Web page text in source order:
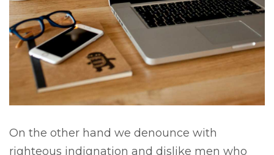
On the other hand we denounce with
righteous indignation and dislike men who